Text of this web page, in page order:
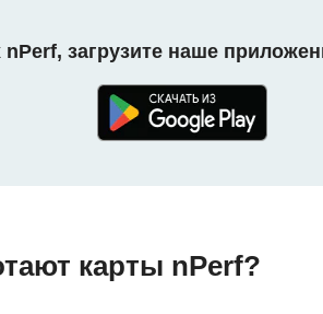
загрузите наше
карты nPerf?